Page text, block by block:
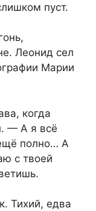
пуст.
Леонид сел
Марии
когда
— А я всё
полно… А
с твоей
Тихий, едва